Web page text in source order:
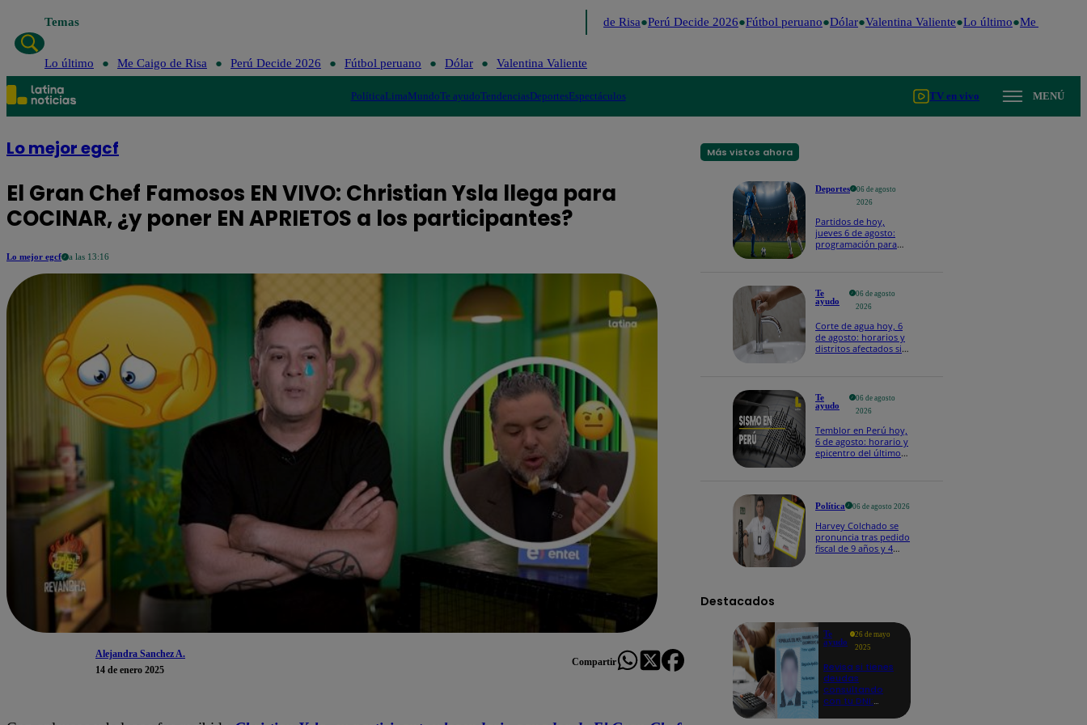
Temas Me Caigo de Risa Perú Decide 2026 Fútbol peruano Dólar Valentina Valiente Lo último Me Caigo de
Lo último Me Caigo de Risa Perú Decide 2026 Fútbol peruano Dólar Valentina Valiente
PolíticaLimaMundoTe ayudoTendenciasDeportesEspectáculos TV en vivo MENÚ
Lo mejor egcf
El Gran Chef Famosos EN VIVO: Christian Ysla llega para
COCINAR, ¿y poner EN APRIETOS a los participantes?
Lo mejor egcf a las 13:16
Alejandra Sanchez A.
14 de enero 2025
Compartir
Más vistos ahora
Deportes
06 de agosto
2026
Partidos de hoy,
jueves 6 de agosto:
programación para
Te
ayudo
06 de agosto
2026
Corte de agua hoy, 6
de agosto: horarios y
distritos afectados sin
Te
ayudo
06 de agosto
2026
Temblor en Perú hoy,
6 de agosto: horario y
epicentro del último
Política 06 de agosto 2026
Harvey Colchado se
pronuncia tras pedido
fiscal de 9 años y 4
Destacados
Te
ayudo
26 de mayo
2025
Revisa si tienes
deudas
consultando
con tu DNI: